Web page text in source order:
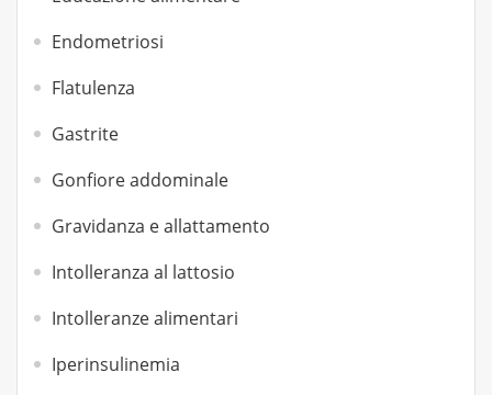
Endometriosi
Flatulenza
Gastrite
Gonfiore addominale
Gravidanza e allattamento
Intolleranza al lattosio
Intolleranze alimentari
Iperinsulinemia